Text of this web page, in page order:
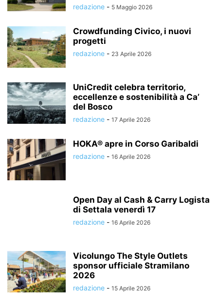
redazione - 5 Maggio 2026
Crowdfunding Civico, i nuovi
progetti
redazione - 23 Aprile 2026
UniCredit celebra territorio,
eccellenze e sostenibilità a Ca’
del Bosco
redazione - 17 Aprile 2026
HOKA® apre in Corso Garibaldi
redazione - 16 Aprile 2026
Open Day al Cash & Carry Logista
di Settala venerdì 17
redazione - 16 Aprile 2026
Vicolungo The Style Outlets
sponsor ufficiale Stramilano
2026
redazione - 15 Aprile 2026